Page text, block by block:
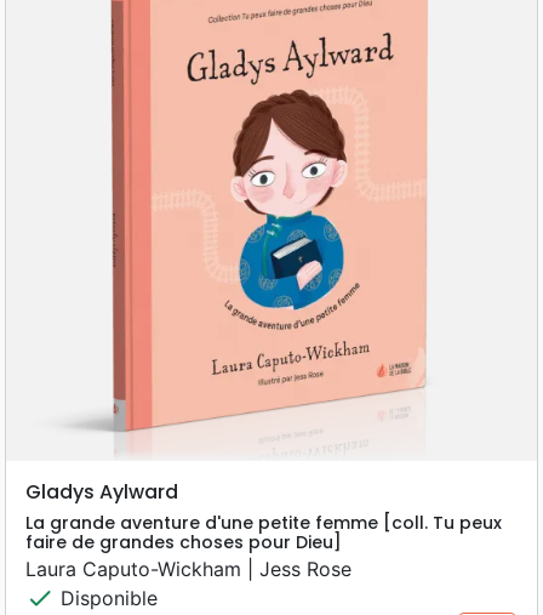
Gladys Aylward
La grande aventure d'une petite femme [coll. Tu peux
faire de grandes choses pour Dieu]
Laura Caputo-Wickham | Jess Rose
check Disponible